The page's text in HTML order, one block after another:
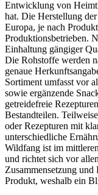
Entwicklung von
hat. Die Herstellung
Europa, je nach
Produktionsbetrieben.
Einhaltung gängiger
Die Rohstoffe werden
genaue
Sortiment umfasst vor
sowie ergänzende
getreidefreie
Bestandteilen.
oder Rezepturen mit
unterschiedliche
Wildfang ist im
und richtet sich vor
Zusammensetzung
Produkt, weshalb ein